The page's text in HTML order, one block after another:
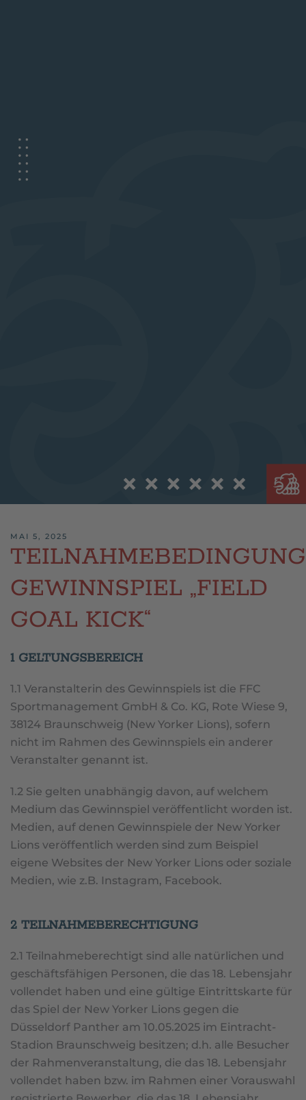
MAI 5, 2025
GEWINNSPIEL „FIELD
GOAL KICK“
1 GELTUNGSBEREICH
1.1 Veranstalterin des Gewinnspiels ist die FFC
Sportmanagement GmbH & Co. KG, Rote Wiese 9,
38124 Braunschweig (New Yorker Lions), sofern
nicht im Rahmen des Gewinnspiels ein anderer
Veranstalter genannt ist.
1.2 Sie gelten unabhängig davon, auf welchem
Medium das Gewinnspiel veröffentlicht worden ist.
Medien, auf denen Gewinnspiele der New Yorker
Lions veröffentlich werden sind zum Beispiel
eigene Websites der New Yorker Lions oder soziale
Medien, wie z.B. Instagram, Facebook.
2 TEILNAHMEBERECHTIGUNG
2.1 Teilnahmeberechtigt sind alle natürlichen und
geschäftsfähigen Personen, die das 18. Lebensjahr
vollendet haben und eine gültige Eintrittskarte für
das Spiel der New Yorker Lions gegen die
Düsseldorf Panther am 10.05.2025 im Eintracht-
Stadion Braunschweig besitzen; d.h. alle Besucher
der Rahmenveranstaltung, die das 18. Lebensjahr
vollendet haben bzw. im Rahmen einer Vorauswahl